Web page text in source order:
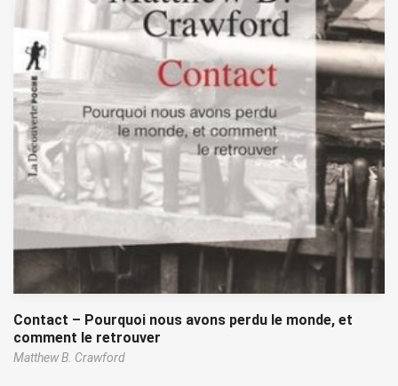
Contact – Pourquoi nous avons perdu le monde, et
comment le retrouver
Matthew B. Crawford